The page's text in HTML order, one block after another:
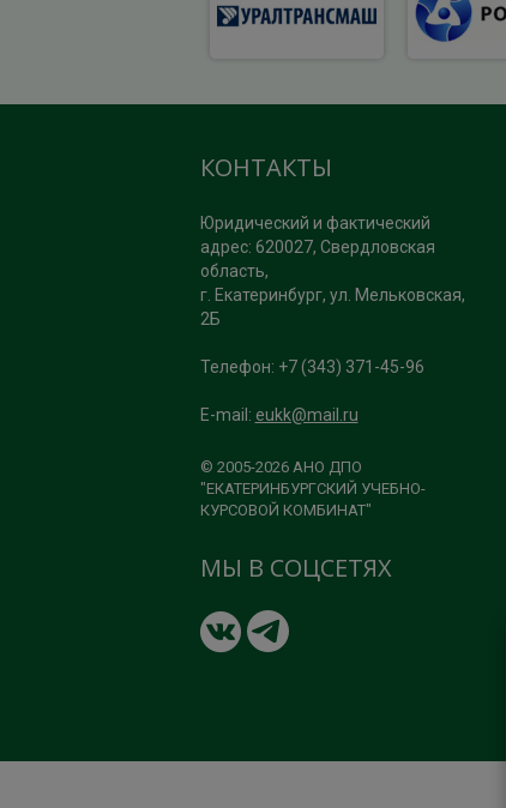
КОНТАКТЫ
Юридический и фактический
адрес: 620027, Свердловская
область,
г. Екатеринбург, ул. Мельковская,
2Б
Телефон: +7 (343) 371-45-96
E-mail: eukk@mail.ru
© 2005-2026 АНО ДПО
"ЕКАТЕРИНБУРГСКИЙ УЧЕБНО-
КУРСОВОЙ КОМБИНАТ"
МЫ В СОЦСЕТЯХ